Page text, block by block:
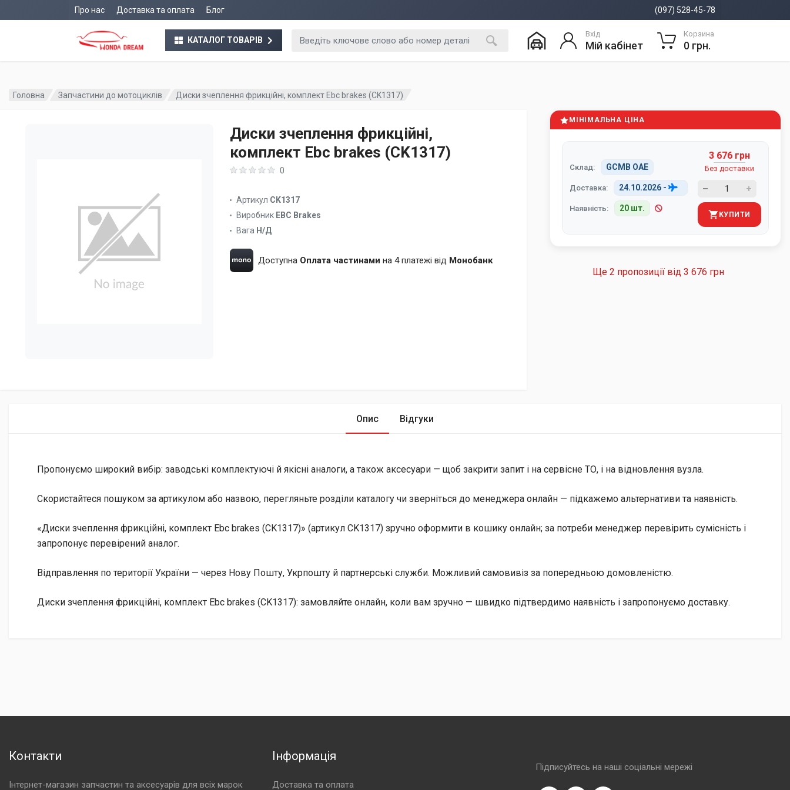
Про нас Доставка та оплата Блог (097) 528-45-78
КАТАЛОГ ТОВАРІВ
Вхід
Мій кабінет
Корзина
0 грн.
Головна Запчастини до мотоциклів Диски зчеплення фрикційні, комплект Ebc brakes (CK1317)
Диски зчеплення фрикційні,
комплект Ebc brakes (CK1317)
0
Артикул CK1317
Виробник EBC Brakes
Вага Н/Д
Доступна Оплата частинами на 4 платежі від Монобанк
МІНІМАЛЬНА ЦІНА
Склад: GCMB ОАЕ
Доставка: 24.10.2026 -
Наявність: 20 шт.
3 676 грн
Без доставки
КУПИТИ
Ще 2 пропозиції від 3 676 грн
Опис Відгуки
Пропонуємо широкий вибір: заводські комплектуючі й якісні аналоги, а також аксесуари — щоб закрити запит і на сервісне ТО, і на відновлення вузла.
Скористайтеся пошуком за артикулом або назвою, перегляньте розділи каталогу чи зверніться до менеджера онлайн — підкажемо альтернативи та наявність.
«Диски зчеплення фрикційні, комплект Ebc brakes (CK1317)» (артикул CK1317) зручно оформити в кошику онлайн; за потреби менеджер перевірить сумісність і
запропонує перевірений аналог.
Відправлення по території України — через Нову Пошту, Укрпошту й партнерські служби. Можливий самовивіз за попередньою домовленістю.
Диски зчеплення фрикційні, комплект Ebc brakes (CK1317): замовляйте онлайн, коли вам зручно — швидко підтвердимо наявність і запропонуємо доставку.
Контакти
Інтернет-магазин запчастин та аксесуарів для всіх марок
Інформація
Доставка та оплата
Підписуйтесь на наші соціальні мережі